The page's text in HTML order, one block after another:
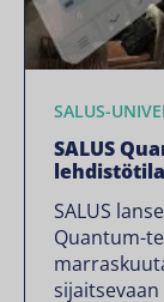
SALUS-
SALUS
SALUS
Quantum-